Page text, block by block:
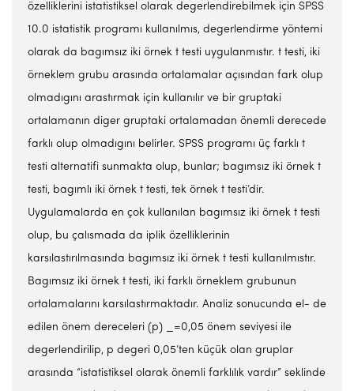
özelliklerini istatistiksel olarak degerlendirebilmek için SPSS
10.0 istatistik programı kullanılmıs, degerlendirme yöntemi
olarak da bagımsız iki örnek t testi uygulanmıstır. t testi, iki
örneklem grubu arasında ortalamalar açısından fark olup
olmadıgını arastırmak için kullanılır ve bir gruptaki
ortalamanın diger gruptaki ortalamadan önemli derecede
farklı olup olmadıgını belirler. SPSS programı üç farklı t
testi alternatifi sunmakta olup, bunlar; bagımsız iki örnek t
testi, bagımlı iki örnek t testi, tek örnek t testi’dir.
Uygulamalarda en çok kullanılan bagımsız iki örnek t testi
olup, bu çalısmada da iplik özelliklerinin
karsılastırılmasında bagımsız iki örnek t testi kullanılmıstır.
Bagımsız iki örnek t testi, iki farklı örneklem grubunun
ortalamalarını karsılastırmaktadır. Analiz sonucunda el- de
edilen önem dereceleri (p) _=0,05 önem seviyesi ile
degerlendirilip, p degeri 0,05’ten küçük olan gruplar
arasında “istatistiksel olarak önemli farklılık vardır” seklinde